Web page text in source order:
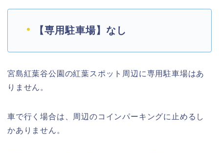
【専用駐車場】なし
宮島紅葉谷公園の紅葉スポット周辺に専用駐車場はあ
りません。
車で行く場合は、周辺のコインパーキングに止めるし
かありません。